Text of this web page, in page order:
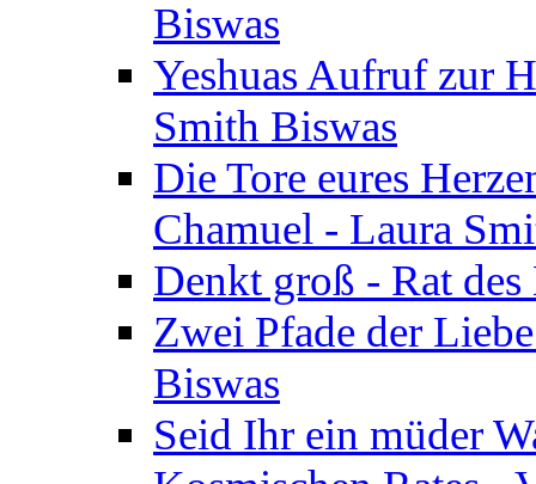
Biswas
Yeshuas Aufruf zur
Smith Biswas
Die Tore eures
Chamuel - Laura
Denkt groß - Rat
Zwei Pfade der
Biswas
Seid Ihr ein müder